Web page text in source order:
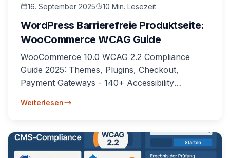
16. September 2025 10 Min. Lesezeit
WordPress Barrierefreie Produktseite:
WooCommerce WCAG Guide
WooCommerce 10.0 WCAG 2.2 Compliance
Guide 2025: Themes, Plugins, Checkout,
Payment Gateways - 140+ Accessibility
Weiterlesen